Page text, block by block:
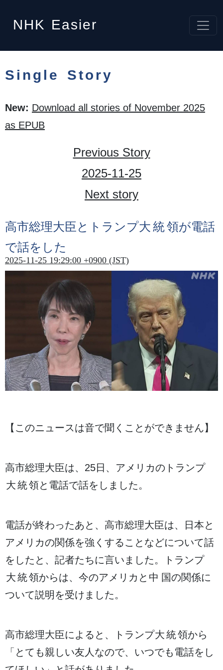
NHK Easier
Single Story
New: Download all stories of November 2025
as EPUB
Previous Story
2025-11-25
Next story
高市総理大臣 とトランプ大統領が電話
で話をした
2025-11-25 19:29:00 +0900 (JST)
【このニュースは音で聞 くことができません】
高市総理大臣は、25日 、アメリカのトランプ
大統領と 電話で話をしました。
電話が終わったあと、 高市総理大臣は、 日本と
アメリカの関係を強 くすることなどについて話
をしたと、 記者たちに言いました。トランプ
大統領からは、 今のアメリカと 中国の関係に
ついて説明 を受けました。
高市総理大臣によると、トランプ大統領から
「とても親 しい友人 なので、いつでも 電話をし